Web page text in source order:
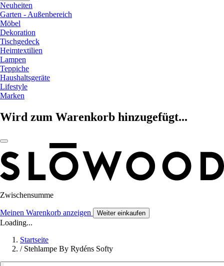
Neuheiten
Garten - Außenbereich
Möbel
Dekoration
Tischgedeck
Heimtextilien
Lampen
Teppiche
Haushaltsgeräte
Lifestyle
Marken
Wird zum Warenkorb hinzugefügt...
Zwischensumme
Meinen Warenkorb anzeigen Weiter einkaufen
Loading...
Startseite
/ Stehlampe By Rydéns Softy